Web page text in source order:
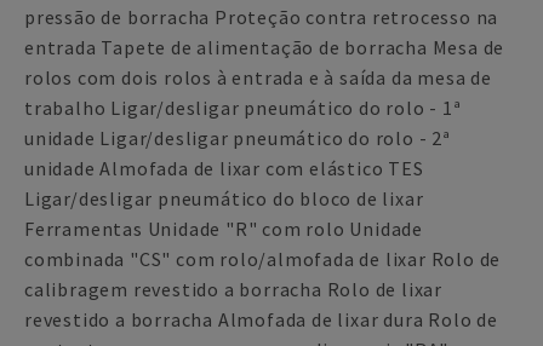
pressão de borracha Proteção contra retrocesso na
entrada Tapete de alimentação de borracha Mesa de
rolos com dois rolos à entrada e à saída da mesa de
trabalho Ligar/desligar pneumático do rolo - 1ª
unidade Ligar/desligar pneumático do rolo - 2ª
unidade Almofada de lixar com elástico TES
Ligar/desligar pneumático do bloco de lixar
Ferramentas Unidade "R" com rolo Unidade
combinada "CS" com rolo/almofada de lixar Rolo de
calibragem revestido a borracha Rolo de lixar
revestido a borracha Almofada de lixar dura Rolo de